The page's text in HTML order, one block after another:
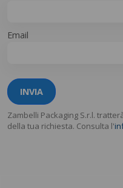
Email
INVIA
Zambelli Packaging S.r.l.
della tua richiesta. Consulta l'